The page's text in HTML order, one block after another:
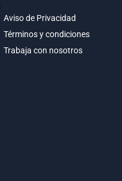
Aviso de Privacidad
Términos y condiciones
Trabaja con nosotros